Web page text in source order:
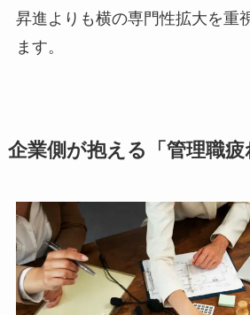
昇進よりも横の専門性拡大を重
ます。
企業側が抱える「管理職